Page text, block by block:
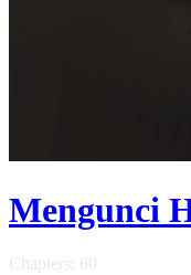
Mengunci
Chapters: 60